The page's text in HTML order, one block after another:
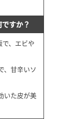
すか？
、エビや
、甘辛いソ
いた皮が美